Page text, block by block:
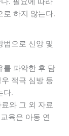
로 하지 않는다.
법으로 신앙 및
를 파악한 후 담
적극 심방 등
다.
와 그 외 자료
육은 아동 연